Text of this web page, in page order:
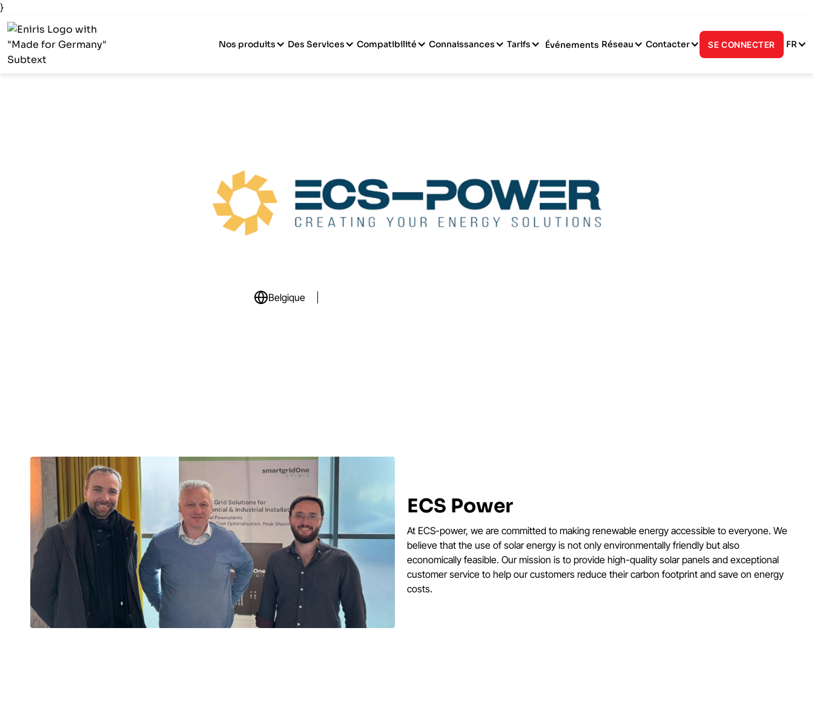
}
Nos produits Des Services Compatibilité Connaissances Tarifs Événements Réseau Contacter SE CONNECTER FR
Belgique
ECS Power
At ECS-power, we are committed to making renewable energy accessible to everyone. We
believe that the use of solar energy is not only environmentally friendly but also
economically feasible. Our mission is to provide high-quality solar panels and exceptional
customer service to help our customers reduce their carbon footprint and save on energy
costs.